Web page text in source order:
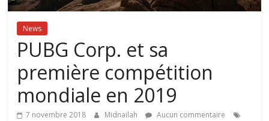
News
PUBG Corp. et sa
première compétition
mondiale en 2019
7 novembre 2018 Midnailah
Aucun commentaire